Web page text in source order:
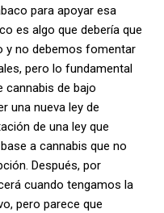
para apoyar esa
es algo que debería que
y no debemos fomentar
pero lo fundamental
cannabis de bajo
una nueva ley de
de una ley que
a cannabis que no
Después, por
cuando tengamos la
pero parece que